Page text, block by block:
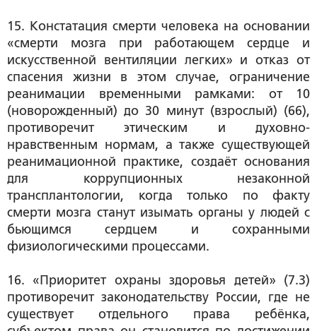
15. Констатация смерти человека на основании
«смерти мозга при работающем сердце и
искусственной вентиляции легких» и отказ от
спасения жизни в этом случае, ограничение
реанимации временными рамками: от 10
(новорожденный) до 30 минут (взрослый) (66),
противоречит этическим и духовно-
нравственным нормам, а также существующей
реанимационной практике, создаёт основания
для коррупционных незаконной
трансплантологии, когда только по факту
смерти мозга станут изымать органы у людей с
бьющимся сердцем и сохранными
физиологическими процессами.
16. «Приоритет охраны здоровья детей» (7.3)
противоречит законодательству России, где не
существует отдельного права ребёнка,